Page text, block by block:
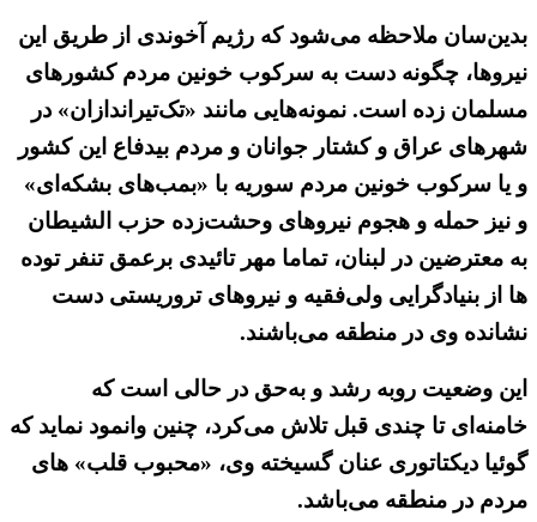
بدین‌سان ملاحظه می‌شود که رژیم آخوندی از طریق این
نیروها، چگونه دست به سرکوب خونین مردم کشورهای
مسلمان زده است. نمونه‌هایی مانند «تک‌تیراندازان» در
شهرهای عراق و کشتار جوانان و مردم بیدفاع این کشور
و یا سرکوب خونین مردم سوریه با «بمب‌های بشکه‌ای»
و نیز حمله و هجوم نیروهای وحشت‌زده حزب الشیطان
به معترضین در لبنان، تماما مهر تائیدی برعمق تنفر توده
ها از بنیادگرایی ولی‌فقیه و نیروهای تروریستی دست
نشانده وی در منطقه می‌باشند.
این وضعیت روبه رشد و به‌حق در حالی است که
خامنه‌ای تا چندی قبل تلاش می‌کرد، چنین وانمود نماید که
گوئیا دیکتاتوری عنان گسیخته وی، «محبوب قلب» های
مردم در منطقه می‌باشد.